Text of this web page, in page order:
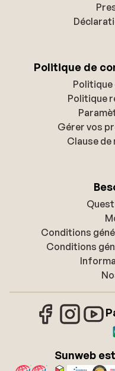
Politique de
Politique
Gérer vos
Clause
Conditions
Conditions
Sunweb